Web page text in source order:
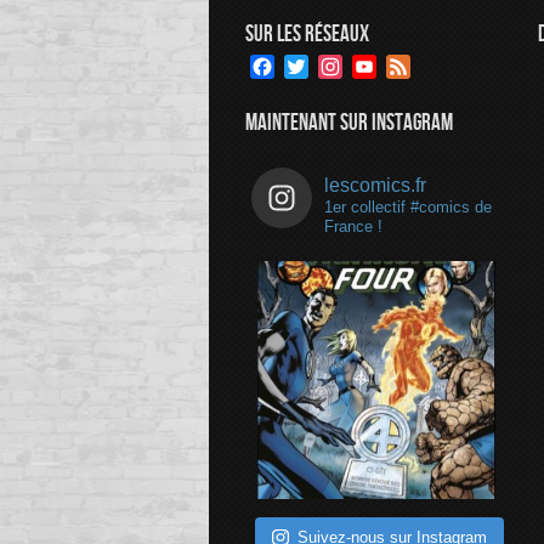
SUR LES RÉSEAUX
Facebook
TwitterInstagramYouTube
MAINTENANT SUR INSTAGRAM
lescomics.fr
1er collectif #comics de
France !
Suivez-nous sur Instagram